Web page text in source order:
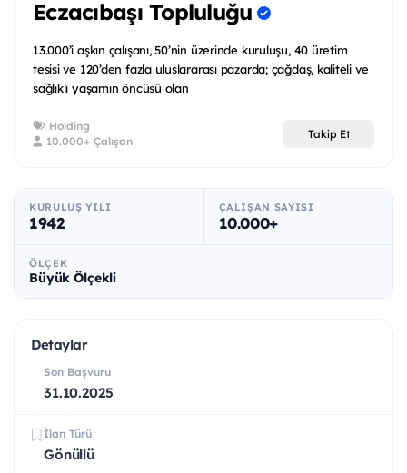
Eczacıbaşı Topluluğu
13.000’i aşkın çalışanı, 50’nin üzerinde kuruluşu, 40 üretim
tesisi ve 120’den fazla uluslararası pazarda; çağdaş, kaliteli ve
sağlıklı yaşamın öncüsü olan
Holding
10.000+ Çalışan
Takip Et
KURULUŞ YILI
1942
ÇALIŞAN SAYISI
10.000+
ÖLÇEK
Büyük Ölçekli
Detaylar
Son Başvuru
31.10.2025
İlan Türü
Gönüllü